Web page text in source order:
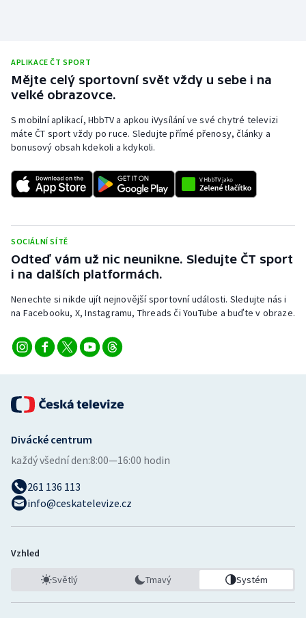
APLIKACE ČT SPORT
Mějte celý sportovní svět vždy u sebe i na
velké obrazovce.
S mobilní aplikací, HbbTV a apkou iVysílání ve své chytré televizi
máte ČT sport vždy po ruce. Sledujte přímé přenosy, články a
bonusový obsah kdekoli a kdykoli.
SOCIÁLNÍ SÍTĚ
Odteď vám už nic neunikne. Sledujte ČT sport
i na dalších platformách.
Nenechte si nikde ujít nejnovější sportovní události. Sledujte nás i
na Facebooku, X, Instagramu, Threads či YouTube a buďte v obraze.
Divácké centrum
každý všední den:8:00—16:00 hodin
261 136 113
info@ceskatelevize.cz
Vzhled
Světlý Tmavý Systém